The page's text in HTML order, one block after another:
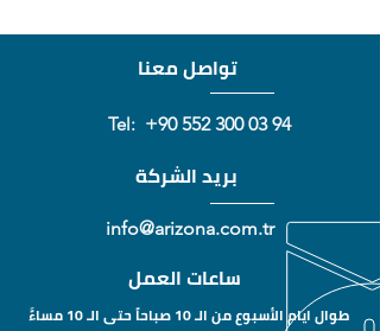
تواصل معنا
Tel: +90 552 300 03 94
بريد الشركة
info@arizona.com.tr
ساعات العمل
طوال ايام الأسبوع من الـ 10 صباحاً حتى الـ 10 مساءًَ